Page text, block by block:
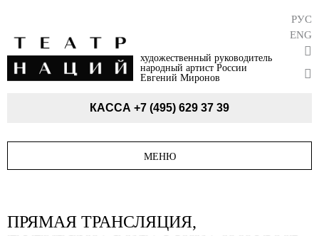
художественный руководитель
народный артист России
Евгений Миронов
РУС
ENG
КАССА +7 (495) 629 37 39
МЕНЮ
ПРЯМАЯ ТРАНСЛЯЦИЯ,